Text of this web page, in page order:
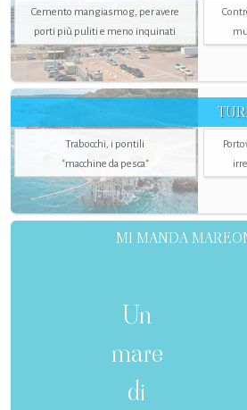
Cemento mangiasmog, per avere
porti più puliti e meno inquinati
Trabocchi, i pontili
"macchine da pesca"
MI MANDA
Un
mare
di